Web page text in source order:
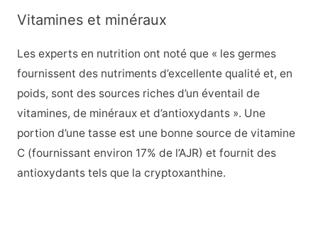
Vitamines et minéraux
Les experts en nutrition ont noté que « les germes
fournissent des nutriments d’excellente qualité et, en
poids, sont des sources riches d’un éventail de
vitamines, de minéraux et d’antioxydants ». Une
portion d’une tasse est une bonne source de vitamine
C (fournissant environ 17% de l’AJR) et fournit des
antioxydants tels que la cryptoxanthine.